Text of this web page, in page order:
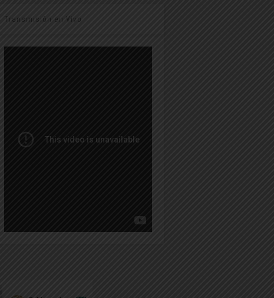
Transmisión en Vivo